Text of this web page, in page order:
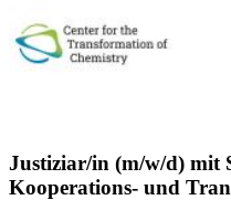
Justiziar/in (m/w/d) mit
Kooperations- und